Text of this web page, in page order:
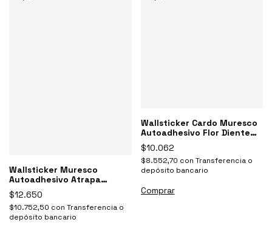
Wallsticker Muresco
Autoadhesivo Atrapa
Sueños Decoracion
$12.650
$10.752,50 con Transferencia o
depósito bancario
Wallsticker Cardo Muresco
Autoadhesivo Flor Diente
De Leon
$10.062
$8.552,70 con Transferencia o
depósito bancario